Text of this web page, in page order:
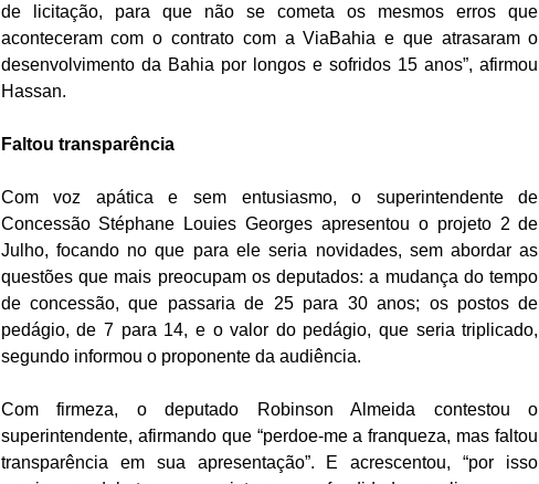
de licitação, para que não se cometa os mesmos erros que
aconteceram com o contrato com a ViaBahia e que atrasaram o
desenvolvimento da Bahia por longos e sofridos 15 anos”, afirmou
Hassan.
Faltou transparência
Com voz apática e sem entusiasmo, o superintendente de
Concessão Stéphane Louies Georges apresentou o projeto 2 de
Julho, focando no que para ele seria novidades, sem abordar as
questões que mais preocupam os deputados: a mudança do tempo
de concessão, que passaria de 25 para 30 anos; os postos de
pedágio, de 7 para 14, e o valor do pedágio, que seria triplicado,
segundo informou o proponente da audiência.
Com firmeza, o deputado Robinson Almeida contestou o
superintendente, afirmando que “perdoe-me a franqueza, mas faltou
transparência em sua apresentação”. E acrescentou, “por isso